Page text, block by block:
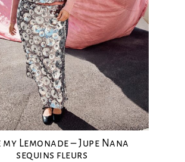
my Lemonade – Jupe Nana
sequins fleurs